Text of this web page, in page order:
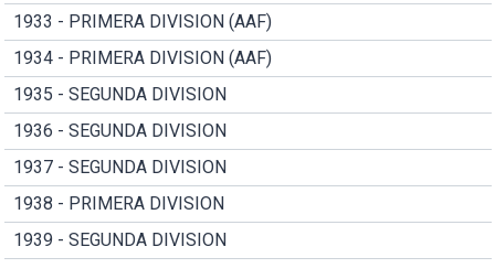
1933 - PRIMERA DIVISION (AAF)
1934 - PRIMERA DIVISION (AAF)
1935 - SEGUNDA DIVISION
1936 - SEGUNDA DIVISION
1937 - SEGUNDA DIVISION
1938 - PRIMERA DIVISION
1939 - SEGUNDA DIVISION